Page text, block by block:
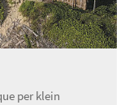
per klein